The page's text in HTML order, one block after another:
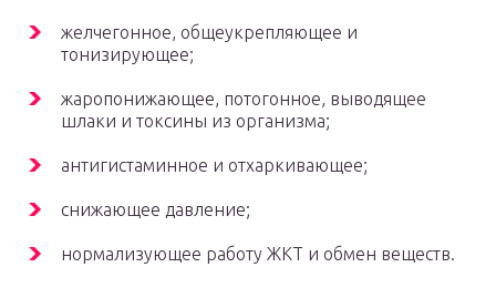
желчегонное, общеукрепляющее и
тонизирующее;
жаропонижающее, потогонное, выводящее
шлаки и токсины из организма;
антигистаминное и отхаркивающее;
снижающее давление;
нормализующее работу ЖКТ и обмен веществ.